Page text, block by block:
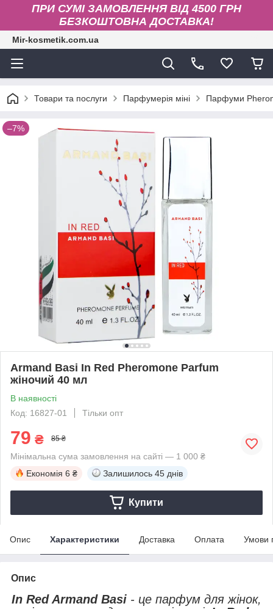
ПРИ СУМІ ЗАМОВЛЕННЯ ВІД 4500 ГРН
БЕЗКОШТОВНА ДОСТАВКА!
Mir-kosmetik.com.ua
Товари та послуги Парфумерія міні Парфуми
–7%
Armand Basi In Red Pheromone Parfum
жіночий 40 мл
В наявності
Код: 16827-01
Тільки опт
79 ₴ 85 ₴
Мінімальна сума замовлення на сайті — 1 000 ₴
Економія 6 ₴ Залишилось 45 днів
Купити
Опис Характеристики Доставка Оплата Умови
Опис
In Red Armand Basi - це парфум для жінок,